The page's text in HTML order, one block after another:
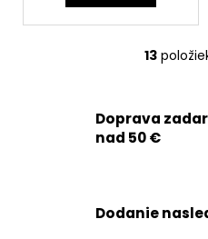
i
13
Doprava
nad 50 €
Dodanie